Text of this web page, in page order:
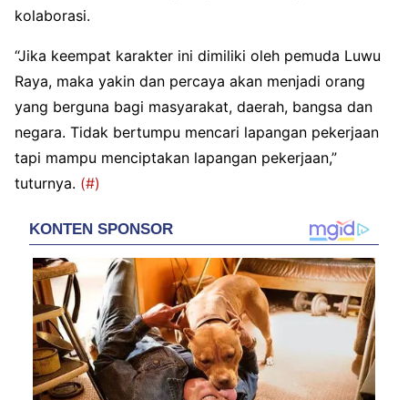
kolaborasi.
“Jika keempat karakter ini dimiliki oleh pemuda Luwu
Raya, maka yakin dan percaya akan menjadi orang
yang berguna bagi masyarakat, daerah, bangsa dan
negara. Tidak bertumpu mencari lapangan pekerjaan
tapi mampu menciptakan lapangan pekerjaan,”
tuturnya. (#)